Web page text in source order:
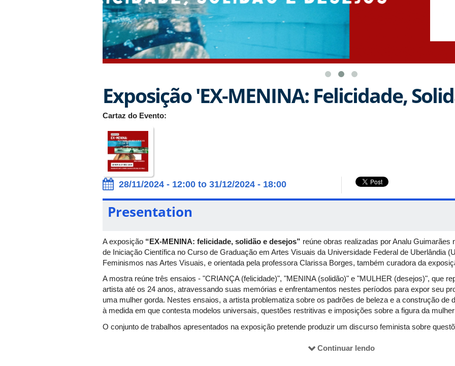
Exposição 'EX-MENINA: Felicidade,
Cartaz do Evento:
28/11/2024 - 12:00 to 31/12/2024 - 18:00
Presentation
A exposição “EX-MENINA: felicidade, solidão e desejos” reúne obras realizadas por Analu Guimarães
de Iniciação Científica no Curso de Graduação em Artes Visuais da Universidade Federal de Uberlândia
Feminismos nas Artes Visuais, e orientada pela professora Clarissa Borges, também curadora da
A mostra reúne três ensaios - "CRIANÇA (felicidade)", "MENINA (solidão)" e "MULHER (desejos)", que
artista até os 24 anos, atravessando suas memórias e enfrentamentos nestes períodos para expor seu
uma mulher gorda. Nestes ensaios, a artista problematiza sobre os padrões de beleza e a construção de
à medida em que contesta modelos universais, questões restritivas e imposições sobre a figura da
O conjunto de trabalhos apresentados na exposição pretende produzir um discurso feminista sobre
infância até a vida adulta. Além disso, são obras em que a artista fala sobre a vida de mulheres gordas
Continuar lendo